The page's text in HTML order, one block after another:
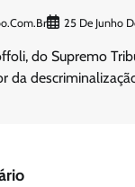
25 De Junho
do Supremo
da